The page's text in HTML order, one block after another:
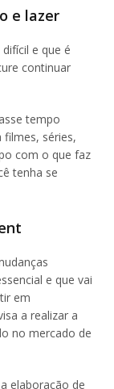
e lazer
e que é
continuar
tempo
séries,
com o que faz
tenha se
e que vai
em
a realizar a
no mercado de
elaboração de